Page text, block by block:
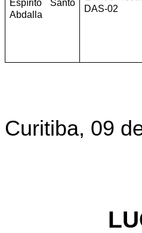
Espírito Santo
Abdalla
DAS-02
Curitiba, 09